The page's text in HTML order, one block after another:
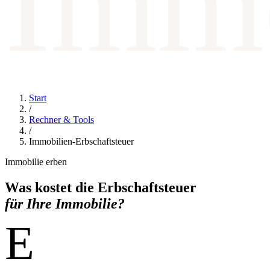
Start
/
Rechner & Tools
/
Immobilien-Erbschaftsteuer
Immobilie erben
Was kostet die Erbschaftsteuer
für Ihre Immobilie?
E